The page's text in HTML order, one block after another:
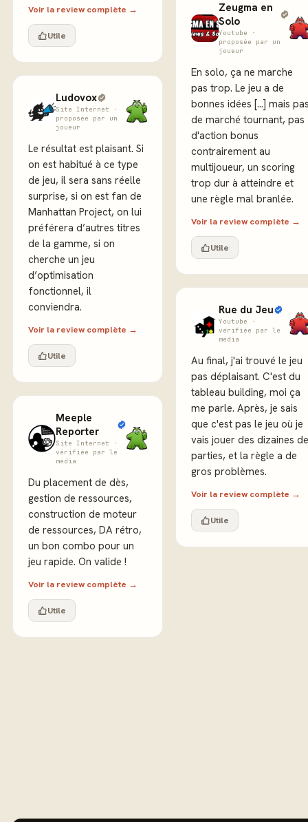
Voir la review complète →
Utile
Ludovox
Site Internet ·
proposée par un
joueur
Le résultat est plaisant. Si
on est habitué à ce type
de jeu, il sera sans réelle
surprise, si on est fan de
Manhattan Project, on lui
préférera d’autres titres
de la gamme, si on
cherche un jeu
d’optimisation
fonctionnel, il
conviendra.
Voir la review complète →
Utile
Meeple
Reporter
Site Internet ·
vérifiée par le
média
Du placement de dès,
gestion de ressources,
construction de moteur
de ressources, DA rétro,
un bon combo pour un
jeu rapide. On valide !
Voir la review complète →
Utile
Zeugma en
Solo
Youtube ·
proposée par un
joueur
En solo, ça ne marche
pas trop. Le jeu a de
bonnes idées [...] mais
de marché tournant, pas
d'action bonus
contrairement au
multijoueur, un scoring
trop dur à atteindre et
une règle mal branlée.
Voir la review complète →
Utile
Rue du Jeu
Youtube ·
vérifiée par le
média
Au final, j'ai trouvé le jeu
pas déplaisant. C'est du
tableau building, moi ça
me parle. Après, je sais
que c'est pas le jeu où je
vais jouer des dizaines de
parties, et la règle a de
gros problèmes.
Voir la review complète →
Utile